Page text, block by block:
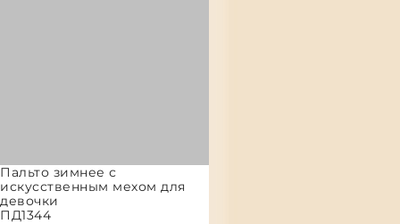
Пальто зимнее с
искусственным мехом для
девочки
ПД1344